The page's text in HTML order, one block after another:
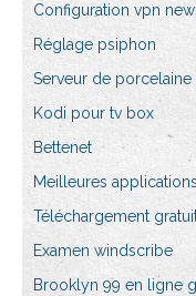
Configuration vpn
Réglage psiphon
Serveur de
Kodi pour tv box
Bettenet
Meilleures
Téléchargement
Examen windscribe
Brooklyn 99 en ligne